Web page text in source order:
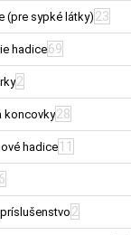
(pre sypké látky) 23
hadice69
2
koncovky28
hadice 11
2